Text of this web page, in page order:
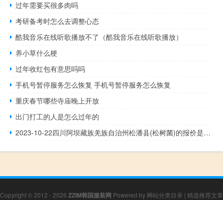
过年需要买很多肉吗
考研备考时怎么去调整心态
酷我音乐在线听歌播放不了（酷我音乐在线听歌播放）
养小草什么梗
过年收红包有意思吗吗
手机号暂停服务怎么恢复 手机号暂停服务怎么恢复
重庆春节哪些寺庙晚上开放
出门打工的人是怎么过年的
2023-10-22四川阿坝藏族羌族自治州松潘县(松树菌)的报价是多少
Copyright © 2012 - 2026 ZZIM韩国服装网 Powered by 网站分类目录 | 精选推荐文章